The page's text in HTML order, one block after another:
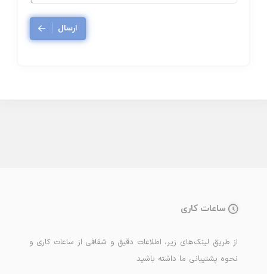
ارسال
ساعات کاری
از طریق لینک‌های زیر، اطلاعات دقیق و شفافی از ساعات کاری و
نحوه پشتیبانی ما داشته باشید